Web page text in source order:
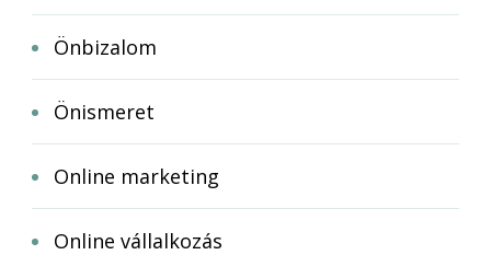
Önbizalom
Önismeret
Online marketing
Online vállalkozás